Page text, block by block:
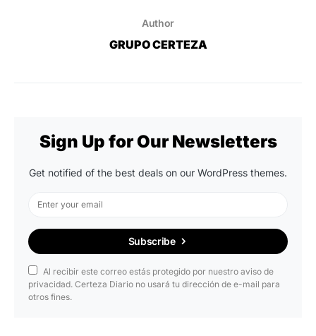
Author
GRUPO CERTEZA
Sign Up for Our Newsletters
Get notified of the best deals on our WordPress themes.
Subscribe
Al recibir este correo estás protegido por nuestro aviso de
privacidad. Certeza Diario no usará tu dirección de e-mail para
otros fines.